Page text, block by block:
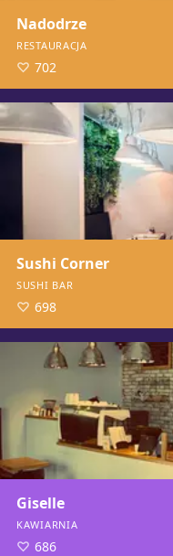
Nadodrze
RESTAURACJA
702
Sushi Corner
SUSHI BAR
698
Giselle
KAWIARNIA
686